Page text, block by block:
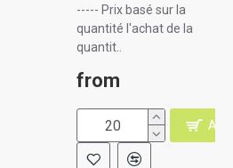
----- Prix basé sur la
quantité l'achat de la
quantit..
from